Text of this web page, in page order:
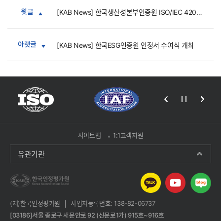
윗글 [KAB News] 한국생산성본부인증원 ISO/IEC 42001 인정서 수여식 개최
아랫글 [KAB News] 한국ESG인증원 인정서 수여식 개최
사이트맵 1:1고객지원
유관기관
(재)한국인정평가원
사업자등록번호: 138-82-06737
[03186]서울 종로구 새문안로 92 (신문로1가) 915호~916호